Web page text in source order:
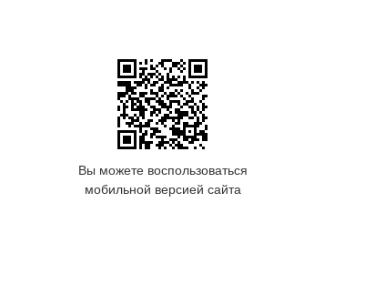
Вы можете воспользоваться
мобильной версией сайта